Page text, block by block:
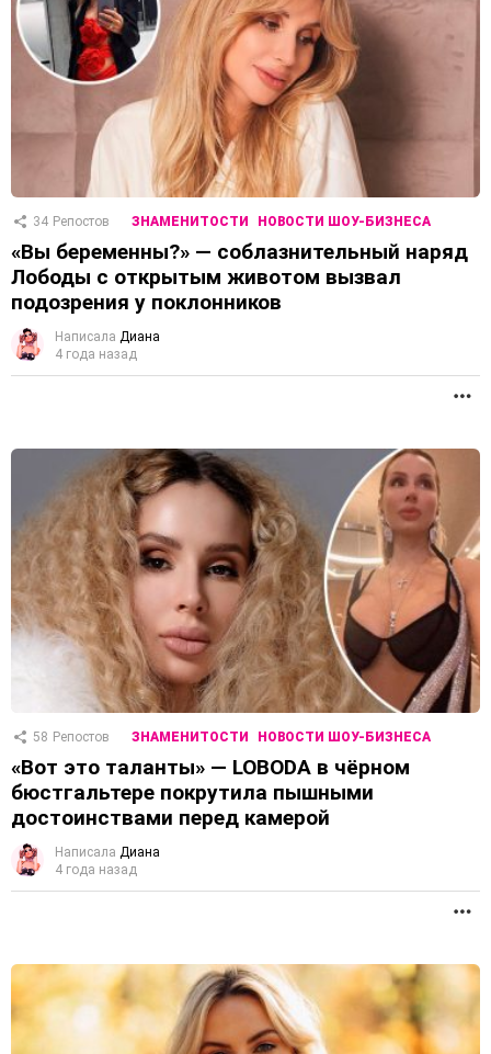
34 Репостов ЗНАМЕНИТОСТИ НОВОСТИ ШОУ-БИЗНЕСА
«Вы беременны?» — соблазнительный наряд
Лободы с открытым животом вызвал
подозрения у поклонников
Написала Диана
4 года назад
58 Репостов ЗНАМЕНИТОСТИ НОВОСТИ ШОУ-БИЗНЕСА
«Вот это таланты» — LOBODA в чёрном
бюстгальтере покрутила пышными
достоинствами перед камерой
Написала Диана
4 года назад